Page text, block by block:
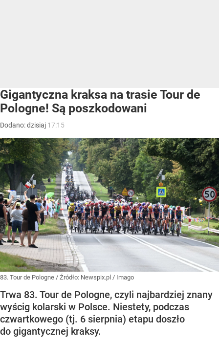
Gigantyczna kraksa na trasie Tour de
Pologne! Są poszkodowani
Dodano:dzisiaj 17:15
83. Tour de Pologne / Źródło: Newspix.pl / Imago
Trwa 83. Tour de Pologne, czyli najbardziej znany
wyścig kolarski w Polsce. Niestety, podczas
czwartkowego (tj. 6 sierpnia) etapu doszło
do gigantycznej kraksy.